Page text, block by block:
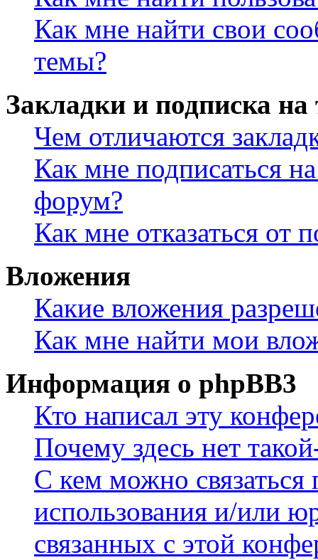
Как мне найти свои
темы?
Закладки и подписка
Чем отличаются
Как мне подписаться
форум?
Как мне отказаться от
Вложения
Какие вложения
Как мне найти мои
Информация о phpBB3
Кто написал эту
Почему здесь нет
С кем можно связаться
использования и/или
связанных с этой